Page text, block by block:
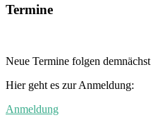
Termine
Neue Termine folgen demnächst
Hier geht es zur Anmeldung:
Anmeldung